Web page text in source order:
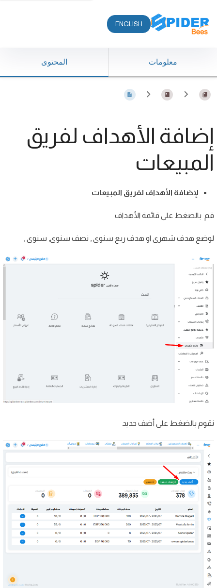
ENGLISH
معلومات المحتوى
إضافة الأهداف لفريق
المبيعات
لإضافة الأهداف لفريق المبيعات
قم بالضغط على قائمة الأهداف
لوضع هدف شهرى او هدف ربع سنوى , نصف سنوى, سنوى ,
نقوم بالضغط على أضف جديد